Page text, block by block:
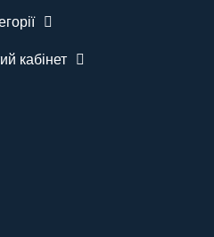
Гарантія 12 місяців.
виклику медсестри
кабінет